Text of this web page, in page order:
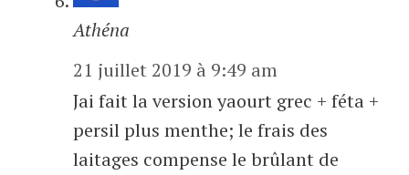
Athéna
21 juillet 2019 à 9:49 am
Jai fait la version yaourt grec + féta +
persil plus menthe; le frais des
laitages compense le brûlant de